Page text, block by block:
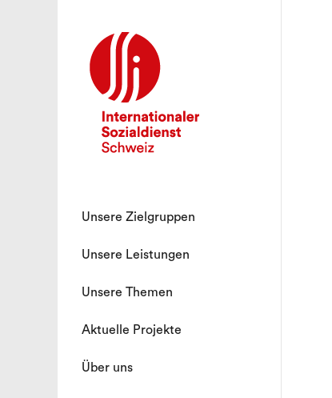
Unsere Zielgruppen
Unsere Leistungen
Unsere Themen
Aktuelle Projekte
Über uns